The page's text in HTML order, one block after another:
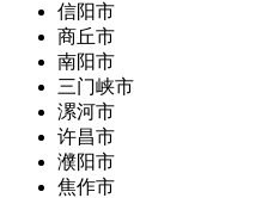
信阳市
商丘市
南阳市
三门峡市
漯河市
许昌市
濮阳市
焦作市